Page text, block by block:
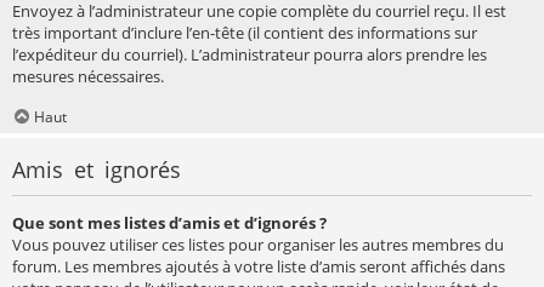
Envoyez à l’administrateur une copie complète du courriel reçu. Il est
très important d’inclure l’en-tête (il contient des informations sur
l’expéditeur du courriel). L’administrateur pourra alors prendre les
mesures nécessaires.
Haut
Amis et ignorés
Que sont mes listes d’amis et d’ignorés ?
Vous pouvez utiliser ces listes pour organiser les autres membres du
forum. Les membres ajoutés à votre liste d’amis seront affichés dans